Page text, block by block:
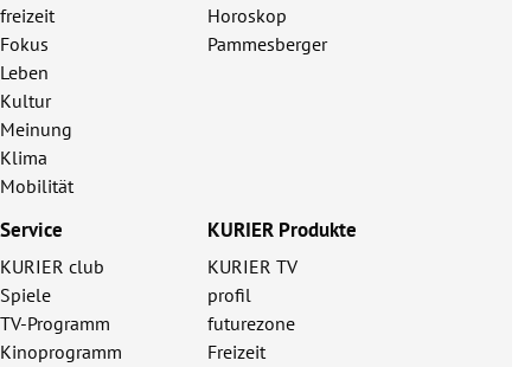
freizeit
Fokus
Leben
Kultur
Meinung
Klima
Mobilität
Horoskop
Pammesberger
Service
KURIER club
Spiele
TV-Programm
Kinoprogramm
KURIER Produkte
KURIER TV
profil
futurezone
Freizeit